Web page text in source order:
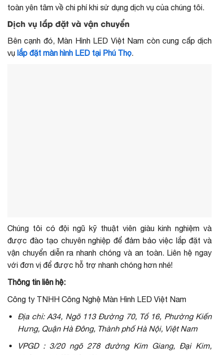
toàn yên tâm về chi phí khi sử dụng dịch vụ của chúng tôi.
Dịch vụ lắp đặt và vận chuyển
Bên cạnh đó, Màn Hình LED Việt Nam còn cung cấp dịch
vụ lắp đặt màn hình LED tại Phú Thọ.
Chúng tôi có đội ngũ kỹ thuật viên giàu kinh nghiệm và
được đào tạo chuyên nghiệp để đảm bảo việc lắp đặt và
vận chuyển diễn ra nhanh chóng và an toàn. Liên hệ ngay
với đơn vị để được hỗ trợ nhanh chóng hơn nhé!
Thông tin liên hệ:
Công ty TNHH Công Nghệ Màn Hình LED Việt Nam
Địa chỉ: A34, Ngõ 113 Đường 70, Tổ 16, Phường Kiến
Hưng, Quận Hà Đông, Thành phố Hà Nội, Việt Nam
VPGD : 3/20 ngõ 278 đường Kim Giang, Đại Kim,